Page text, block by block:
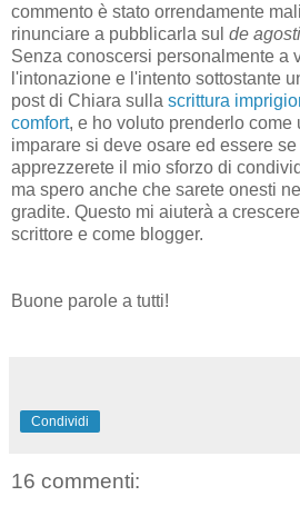
commento è stato orrendamente
rinunciare a pubblicarla sul de
Senza conoscersi personalmente a
l'intonazione e l'intento sottostante
post di Chiara sulla scrittura
comfort, e ho voluto prenderlo come
imparare si deve osare ed essere
apprezzerete il mio sforzo di
ma spero anche che sarete onesti
gradite. Questo mi aiuterà a
scrittore e come blogger.
Buone parole a tutti!
Condividi
16 commenti: